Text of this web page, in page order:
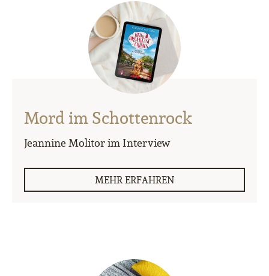
Mord im Schottenrock
Jeannine Molitor im Interview
MEHR ERFAHREN